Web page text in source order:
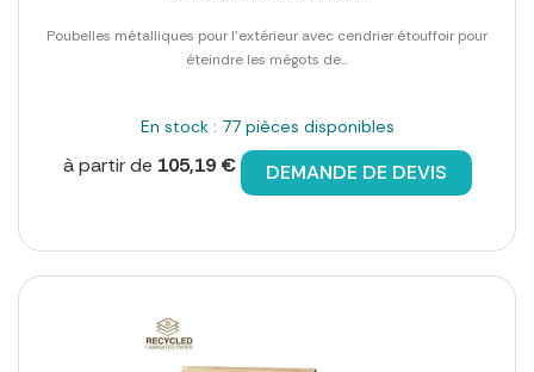
Poubelles métalliques pour l'extérieur avec cendrier étouffoir pour
éteindre les mégots de...
En stock : 77 pièces disponibles
à partir de 105,19 € DEMANDE DE DEVIS